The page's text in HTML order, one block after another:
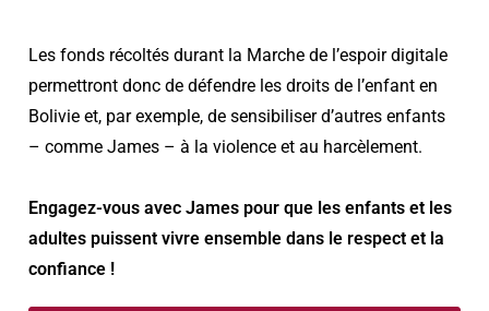
Les fonds récoltés durant la Marche de l’espoir digitale
permettront donc de défendre les droits de l’enfant en
Bolivie et, par exemple, de sensibiliser d’autres enfants
– comme James – à la violence et au harcèlement.
Engagez-vous avec James pour que les enfants et les
adultes puissent vivre ensemble dans le respect et la
confiance !